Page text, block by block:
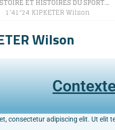
ET HISTOIRES DU SPORT…
1’41″24 KIPKETER Wilson
Wilson
consectetur adipiscing elit. Ut elit